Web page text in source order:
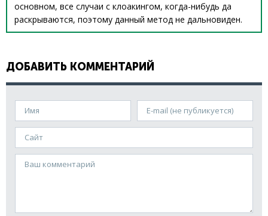
основном, все случаи с клоакингом, когда-нибудь да
раскрываются, поэтому данный метод не дальновиден.
ДОБАВИТЬ КОММЕНТАРИЙ
E-mail (не публикуется)